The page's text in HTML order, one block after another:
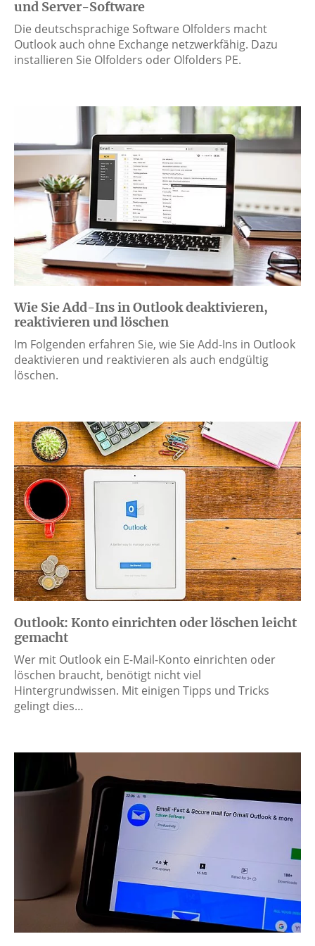
und Server-Software
Die deutschsprachige Software Olfolders macht
Outlook auch ohne Exchange netzwerkfähig. Dazu
installieren Sie Olfolders oder Olfolders PE.
Wie Sie Add-Ins in Outlook deaktivieren,
reaktivieren und löschen
Im Folgenden erfahren Sie, wie Sie Add-Ins in Outlook
deaktivieren und reaktivieren als auch endgültig
löschen.
Outlook: Konto einrichten oder löschen leicht
gemacht
Wer mit Outlook ein E-Mail-Konto einrichten oder
löschen braucht, benötigt nicht viel
Hintergrundwissen. Mit einigen Tipps und Tricks
gelingt dies…